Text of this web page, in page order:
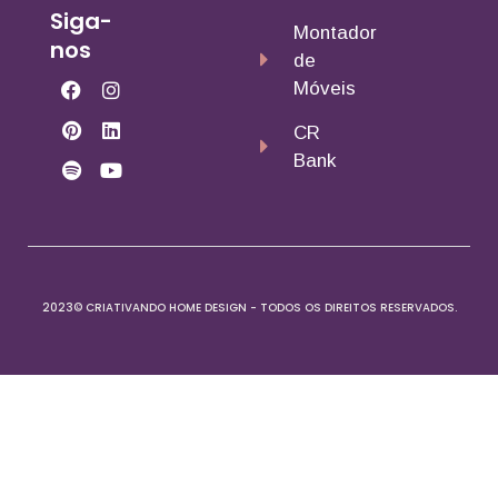
Siga-
nos
Montador
de
Móveis
CR
Bank
2023© CRIATIVANDO HOME DESIGN - TODOS OS DIREITOS RESERVADOS.